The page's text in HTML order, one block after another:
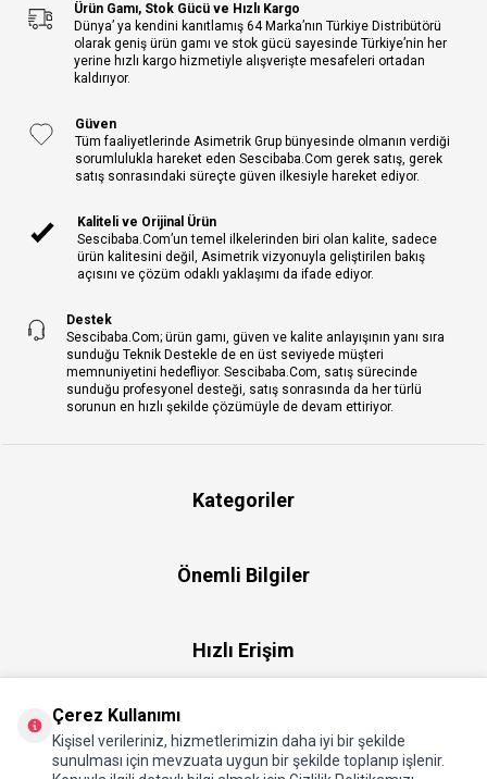
Ürün Gamı, Stok Gücü ve Hızlı Kargo
Dünya’ ya kendini kanıtlamış 64 Marka’nın Türkiye Distribütörü
olarak geniş ürün gamı ve stok gücü sayesinde Türkiye’nin her
yerine hızlı kargo hizmetiyle alışverişte mesafeleri ortadan
kaldırıyor.
Güven
Tüm faaliyetlerinde Asimetrik Grup bünyesinde olmanın verdiği
sorumlulukla hareket eden Sescibaba.Com gerek satış, gerek
satış sonrasındaki süreçte güven ilkesiyle hareket ediyor.
Kaliteli ve Orijinal Ürün
Sescibaba.Com’un temel ilkelerinden biri olan kalite, sadece
ürün kalitesini değil, Asimetrik vizyonuyla geliştirilen bakış
açısını ve çözüm odaklı yaklaşımı da ifade ediyor.
Destek
Sescibaba.Com; ürün gamı, güven ve kalite anlayışının yanı sıra
sunduğu Teknik Destekle de en üst seviyede müşteri
memnuniyetini hedefliyor. Sescibaba.Com, satış sürecinde
sunduğu profesyonel desteği, satış sonrasında da her türlü
sorunun en hızlı şekilde çözümüyle de devam ettiriyor.
Kategoriler
Önemli Bilgiler
Hızlı Erişim
Çerez Kullanımı
Kişisel verileriniz, hizmetlerimizin daha iyi bir şekilde
sunulması için mevzuata uygun bir şekilde toplanıp işlenir.